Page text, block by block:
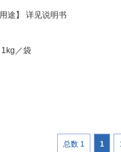
用途】 详见说明书
1kg／袋
总数 1 1